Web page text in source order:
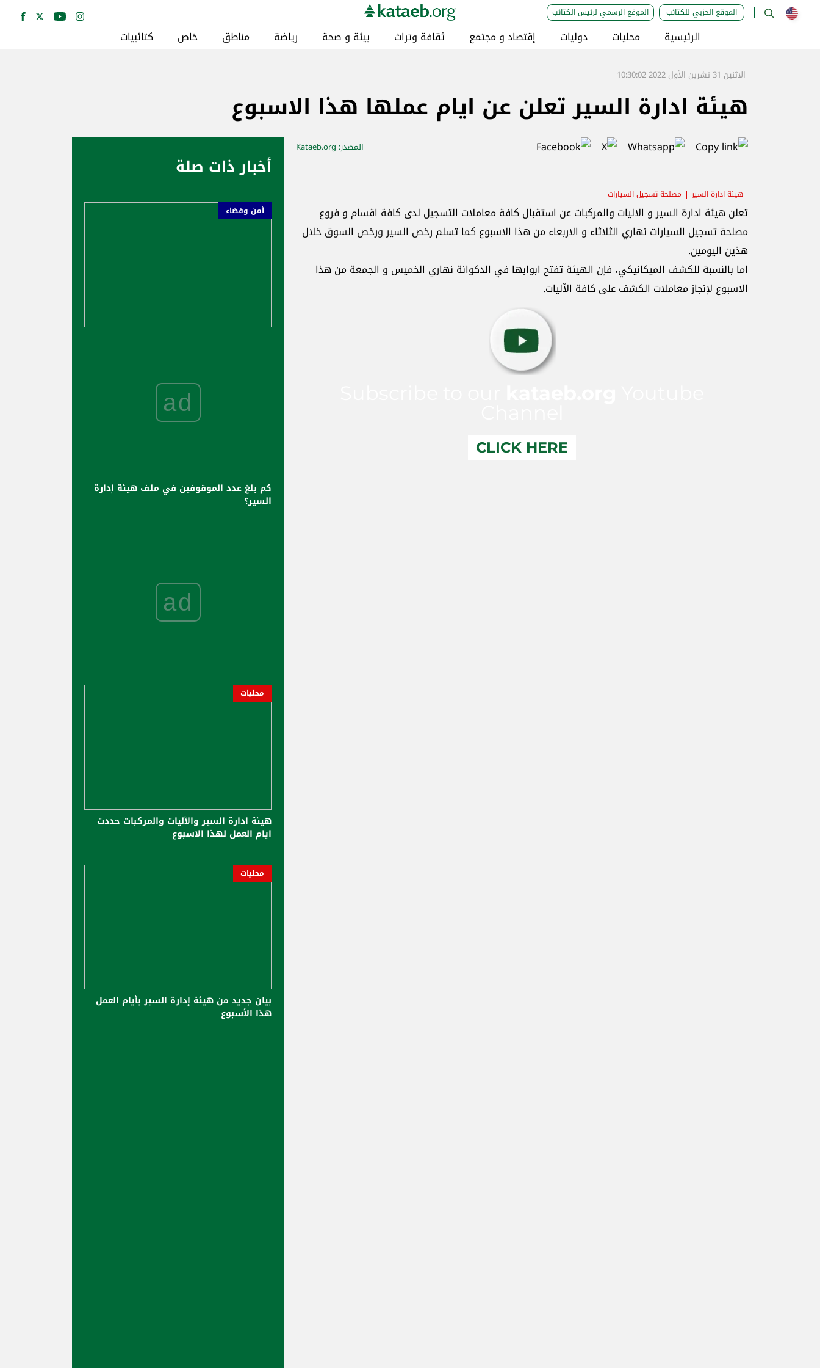
الموقع الحزبي للكتائب الموقع الرسمي لرئيس الكتائب
الرئيسية محليات دوليات إقتصاد و مجتمع ثقافة وتراث بيئة و صحة رياضة مناطق خاص كتائبيات
الاثنين 31 تشرين الأول 2022 10:30:02
هيئة ادارة السير تعلن عن ايام عملها هذا الاسبوع
المصدر: Kataeb.org
هيئة ادارة السير مصلحة تسجيل السيارات
تعلن هيئة ادارة السير و الاليات والمركبات عن استقبال كافة معاملات التسجيل لدى كافة اقسام و فروع
مصلحة تسجيل السيارات نهاري الثلاثاء و الاربعاء من هذا الاسبوع كما تسلم رخص السير ورخص السوق خلال
هذين اليومين.
اما بالنسبة للكشف الميكانيكي، فإن الهيئة تفتح ابوابها في الدكوانة نهاري الخميس و الجمعة من هذا
الاسبوع لإنجاز معاملات الكشف على كافة الآليات.
CLICK HERE
أخبار ذات صلة
أمن وقضاء
ad
كم بلغ عدد الموقوفين في ملف هيئة إدارة
السير؟
ad
محليات
هيئة ادارة السير والآليات والمركبات حددت
ايام العمل لهذا الاسبوع
محليات
بيان جديد من هيئة إدارة السير بأيام العمل
هذا الأسبوع